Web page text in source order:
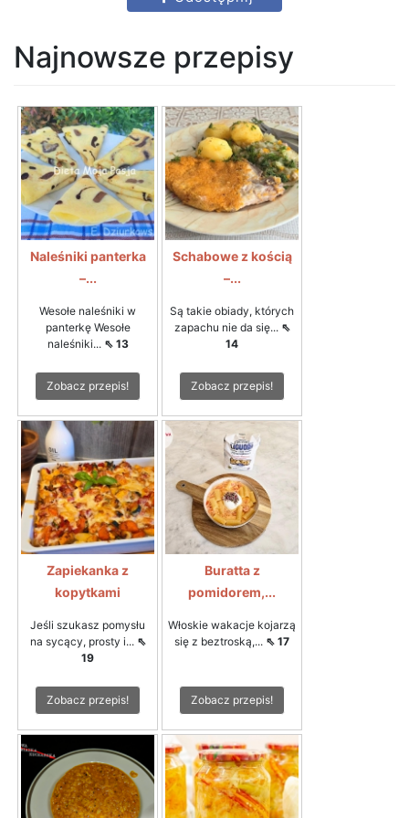
Najnowsze przepisy
Naleśniki panterka
–...
Wesołe naleśniki w
panterkę Wesołe
naleśniki... ⇖ 13
Zobacz przepis!
Schabowe z kością
–...
Są takie obiady, których
zapachu nie da się... ⇖
14
Zobacz przepis!
Zapiekanka z
kopytkami
Jeśli szukasz pomysłu
na sycący, prosty i... ⇖
19
Zobacz przepis!
Buratta z
pomidorem,...
Włoskie wakacje kojarzą
się z beztroską,... ⇖ 17
Zobacz przepis!